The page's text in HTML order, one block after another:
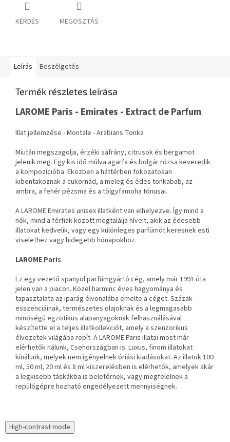
KÉRDÉS MEGOSZTÁS
Leírás Beszélgetés
Termék részletes leírása
LAROME Paris - Emirates - Extract de Parfum
Illat jellemzése - Montale - Arabians Tonka
Miután megszagolja, érzéki sáfrány, citrusok és bergamot
jelenik meg. Egy kis idő múlva agarfa és bolgár rózsa keveredik
a kompozícióba. Eközben a háttérben fokozatosan
kibontakoznak a cukornád, a meleg és édes tonkabab, az
ambra, a fehér pézsma és a tölgyfamoha tónusai.
A LAROME Emirates unisex illatként van elhelyezve. Így mind a
nők, mind a férfiak között megtalálja híveit, akik az édesebb
illatokat kedvelik, vagy egy különleges parfümöt keresnek esti
viselethez vagy hidegebb hónapokhoz.
LAROME Paris
Ez egy vezető spanyol parfümgyártó cég, amely már 1991 óta
jelen van a piacon. Közel harminc éves hagyománya és
tapasztalata az iparág élvonalába emelte a céget. Százak
esszenciáinak, természetes olajoknak és a legmagasabb
minőségű egzotikus alapanyagoknak felhasználásával
készítette el a teljes illatkollekciót, amely a szenzorikus
élvezetek világába repít. A LAROME Paris illatai most már
elérhetők nálunk, Csehországban is. Luxus, finom illatokat
kínálunk, melyek nem igényelnek óriási kiadásokat. Az illatok 100
ml, 50 ml, 20 ml és 8 ml kiszerelésben is elérhetők, amelyek akár
a legkisebb táskákba is beleférnek, vagy megfelelnek a
repülőgépre hozható engedélyezett mennyiségnek.
High-contrast mode